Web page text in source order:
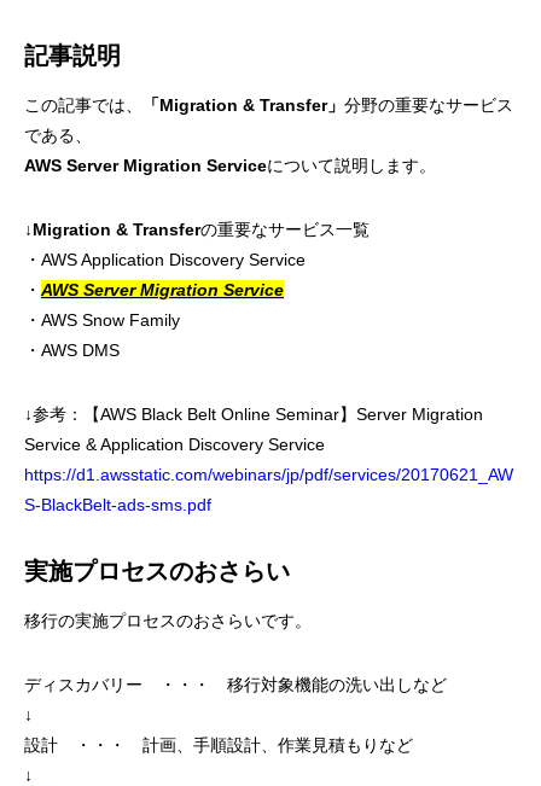
記事説明
この記事では、 「Migration & Transfer」 分野の重要なサービス
である、
AWS Server Migration Serviceについて説明します。
↓Migration & Transferの重要なサービス一覧
・AWS Application Discovery Service
・ AWS Server Migration Service
・AWS Snow Family
・AWS DMS
↓参考：【AWS Black Belt Online Seminar】Server Migration
Service & Application Discovery Service
https://d1.awsstatic.com/webinars/jp/pdf/services/20170621_AW
S-BlackBelt-ads-sms.pdf
実施プロセスのおさらい
移行の実施プロセスのおさらいです。
ディスカバリー ・・・ 移行対象機能の洗い出しなど
↓
設計 ・・・ 計画、手順設計、作業見積もりなど
↓